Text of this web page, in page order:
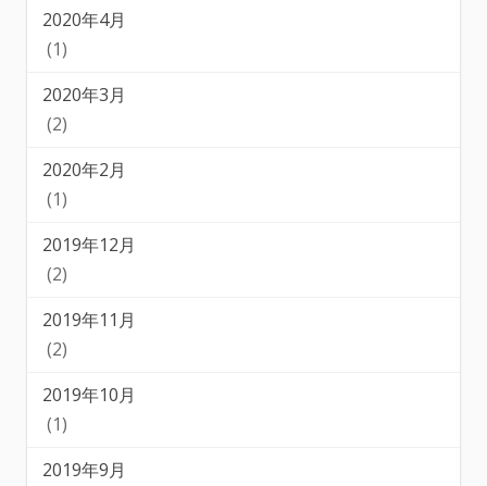
2020年4月
(1)
2020年3月
(2)
2020年2月
(1)
2019年12月
(2)
2019年11月
(2)
2019年10月
(1)
2019年9月